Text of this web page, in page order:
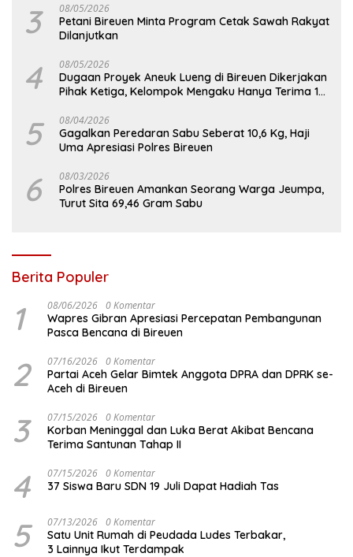
3 08/05/2026
Petani Bireuen Minta Program Cetak Sawah Rakyat
Dilanjutkan
4 08/05/2026
Dugaan Proyek Aneuk Lueng di Bireuen Dikerjakan
Pihak Ketiga, Kelompok Mengaku Hanya Terima 10
5 08/04/2026
Gagalkan Peredaran Sabu Seberat 10,6 Kg, Haji
Uma Apresiasi Polres Bireuen
6 08/03/2026
Polres Bireuen Amankan Seorang Warga Jeumpa,
Turut Sita 69,46 Gram Sabu
Berita Populer
1 08/06/2026 0 Komentar
Wapres Gibran Apresiasi Percepatan Pembangunan
Pasca Bencana di Bireuen
2 07/16/2026 0 Komentar
Partai Aceh Gelar Bimtek Anggota DPRA dan DPRK se-
Aceh di Bireuen
3 07/15/2026 0 Komentar
Korban Meninggal dan Luka Berat Akibat Bencana
Terima Santunan Tahap II
4 07/15/2026 0 Komentar
37 Siswa Baru SDN 19 Juli Dapat Hadiah Tas
5 07/13/2026 0 Komentar
Satu Unit Rumah di Peudada Ludes Terbakar,
3 Lainnya Ikut Terdampak